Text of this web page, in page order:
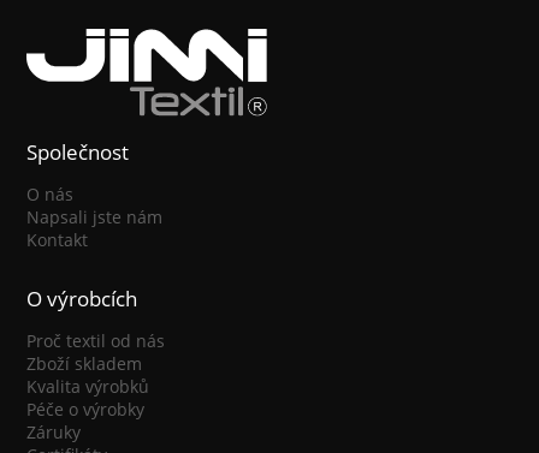
Společnost
O nás
Napsali jste nám
Kontakt
O výrobcích
Proč textil od nás
Zboží skladem
Kvalita výrobků
Péče o výrobky
Záruky